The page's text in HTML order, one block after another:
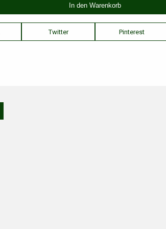
Twitter Pinterest